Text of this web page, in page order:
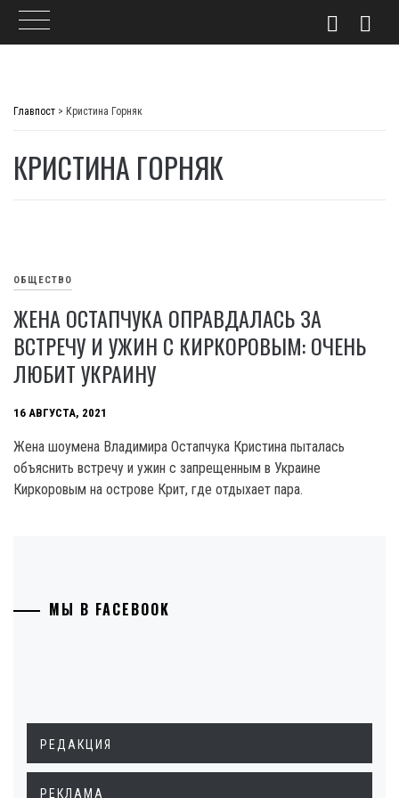
Главпост > Кристина Горняк
КРИСТИНА ГОРНЯК
ОБЩЕСТВО
ЖЕНА ОСТАПЧУКА ОПРАВДАЛАСЬ ЗА
ВСТРЕЧУ И УЖИН С КИРКОРОВЫМ: ОЧЕНЬ
ЛЮБИТ УКРАИНУ
16 АВГУСТА, 2021
Жена шоумена Владимира Остапчука Кристина пыталась
объяснить встречу и ужин с запрещенным в Украине
Киркоровым на острове Крит, где отдыхает пара.
МЫ В FACEBOOK
РЕДАКЦИЯ
РЕКЛАМА